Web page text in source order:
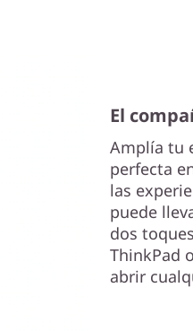
El
Amplía tu
perfecta
las
puede
dos
ThinkPad
abrir